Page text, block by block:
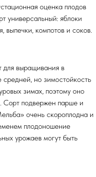
оценка плодов
универсальный: яблоки
выпечки, компотов и соков.
для выращивания в
но зимостойкость
зимах, поэтому оно
Сорт подвержен парше и
очень скороплодна и
плодоношение
урожаев могут быть